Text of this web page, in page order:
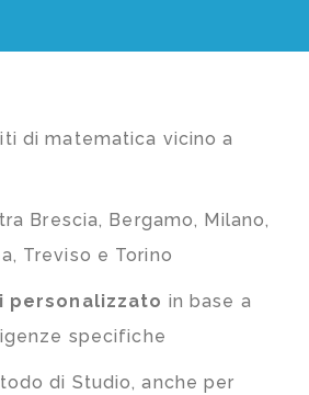
di matematica vicino a
Brescia, Bergamo, Milano,
Treviso e Torino
personalizzato in base a
specifiche
di Studio, anche per